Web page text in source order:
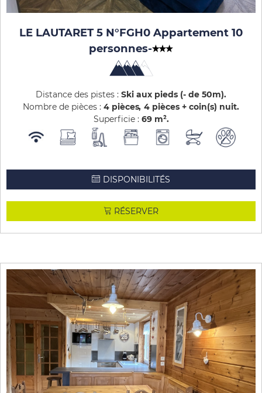
LE LAUTARET 5 N°FGH0 Appartement 10
personnes-
Distance des pistes : Ski aux pieds (- de 50m)
Nombre de pièces : 4 pièces 4 pièces + coin(s) nuit
Superficie : 69 m²
DISPONIBILITÉS
RÉSERVER